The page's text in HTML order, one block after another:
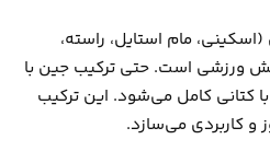
مام استایل، راسته،
ورزشی است. حتی ترکیب جین با
با کتانی کامل می‌شود. این ترکیب
و کاربردی می‌سازد.